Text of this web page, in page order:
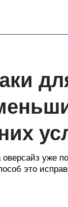
уже
это